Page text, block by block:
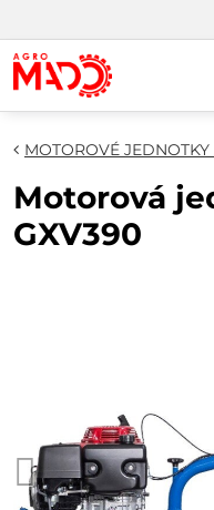
MOTOROVÉ JEDNOTKY
Motorová
GXV390